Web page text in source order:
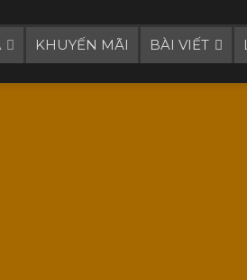
KHUYẾN MÃI BÀI VIẾT